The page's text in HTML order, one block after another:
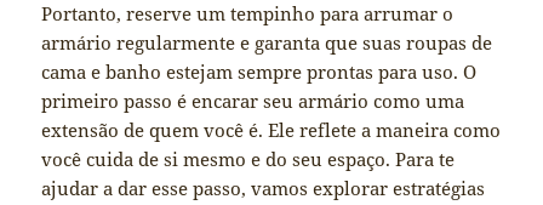
Portanto, reserve um tempinho para arrumar o
armário regularmente e garanta que suas roupas de
cama e banho estejam sempre prontas para uso. O
primeiro passo é encarar seu armário como uma
extensão de quem você é. Ele reflete a maneira como
você cuida de si mesmo e do seu espaço. Para te
ajudar a dar esse passo, vamos explorar estratégias